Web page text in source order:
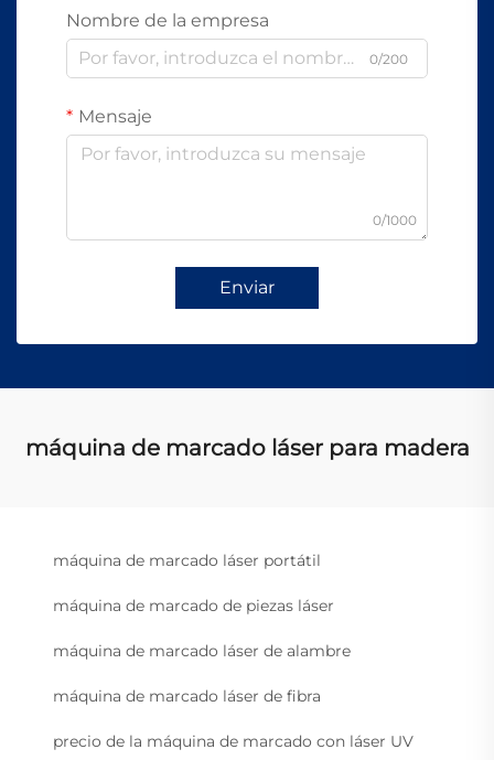
Nombre de la empresa
0/200
Mensaje
0/1000
Enviar
máquina de marcado láser para madera
máquina de marcado láser portátil
máquina de marcado de piezas láser
máquina de marcado láser de alambre
máquina de marcado láser de fibra
precio de la máquina de marcado con láser UV